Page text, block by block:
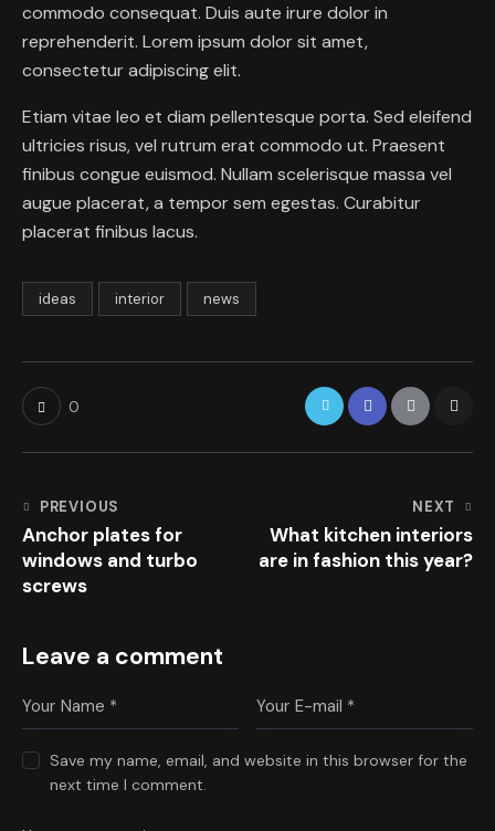
commodo consequat. Duis aute irure dolor in
reprehenderit. Lorem ipsum dolor sit amet,
consectetur adipiscing elit.
Etiam vitae leo et diam pellentesque porta. Sed eleifend
ultricies risus, vel rutrum erat commodo ut. Praesent
finibus congue euismod. Nullam scelerisque massa vel
augue placerat, a tempor sem egestas. Curabitur
placerat finibus lacus.
ideas interior news
0
PREVIOUS
Anchor plates for
windows and turbo
screws
NEXT
What kitchen interiors
are in fashion this year?
Leave a comment
Save my name, email, and website in this browser for the
next time I comment.